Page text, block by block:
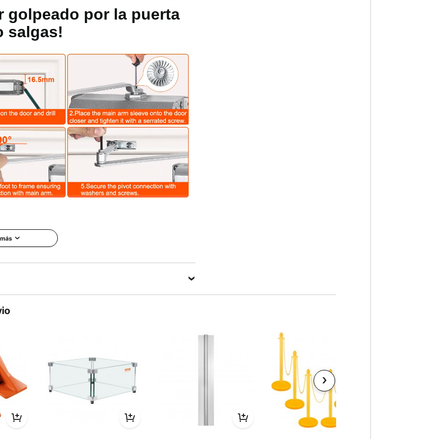
válvula de barrido
kg
pulgadas / 144 x 60 x 56 mm
golpeado por la puerta
salgas!
y garantiza así su seguridad. ¡Ven y cógelo!
paralela. Los pasos de instalación específicos
que se adapte a sus necesidades.